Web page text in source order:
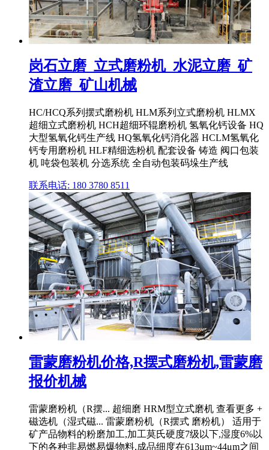
岗石立磨_立式磨粉机_水泥立磨_矿
渣立磨_矿山机械
HC/HCQ系列摆式磨粉机 HLM系列立式磨粉机 HLMX
超细立式磨粉机 HCH超细环辊磨粉机 氢氧化钙设备 HQ
大型氢氧化钙生产线 HQ氢氧化钙消化器 HCLM氢氧化
钙专用磨粉机 HLF精细选粉机 配套设备 铸造 阀口包装
机 吨袋包装机 分选系统 全自动包装码垛生产线
联系电话: 180 3780 8511
雷蒙磨粉机价格,R摆式磨粉机,雷蒙磨
报价机械
雷蒙磨粉机（R摆... 超细磨 HRM型立式磨机 查看更多 +
磁选机（湿式磁... 雷蒙磨粉机（R摆式 磨粉机） 适用于
矿产品物料的粉磨加工,加工莫氏硬度7级以下,湿度6%以
下的各种非易燃易爆物料,成品细度在613μm~44μm之间